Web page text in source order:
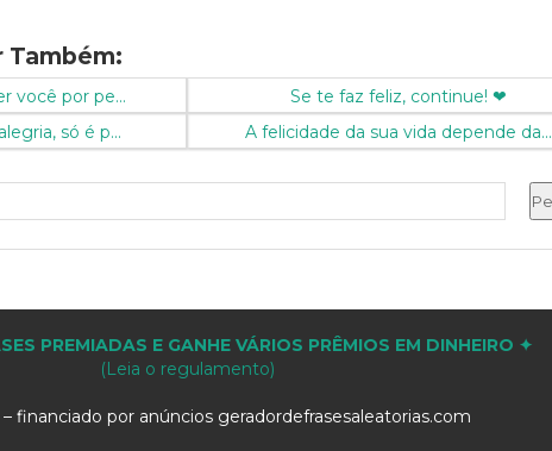
Também:
você por pe...
Se te faz feliz, continue! ❤
só é p...
A felicidade da sua vida depende da...
PREMIADAS E GANHE VÁRIOS PRÊMIOS EM DINHEIRO ✦
(Leia o regulamento)
financiado por anúncios geradordefrasesaleatorias.com